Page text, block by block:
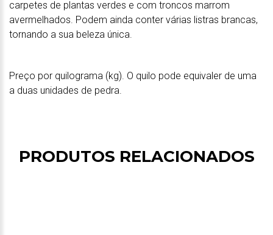
carpetes de plantas verdes e com troncos marrom
avermelhados. Podem ainda conter várias listras brancas,
tornando a sua beleza única.
Preço por quilograma (kg). O quilo pode equivaler de uma
a duas unidades de pedra.
PRODUTOS RELACIONADOS